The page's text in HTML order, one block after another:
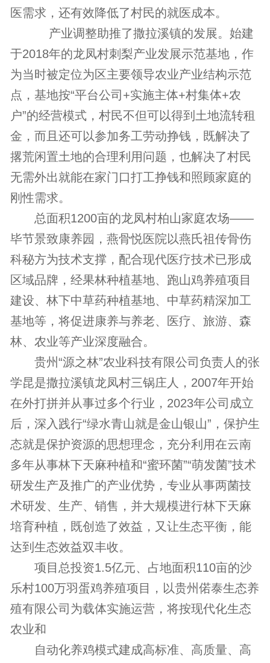
医需求，还有效降低了村民的就医成本。
产业调整助推了撒拉溪镇的发展。始建
于2018年的龙凤村刺梨产业发展示范基地，作
为当时被定位为区主要领导农业产业结构示范
点，基地按“平台公司+实施主体+村集体+农
户”的经营模式，村民不但可以得到土地流转租
金，而且还可以参加务工劳动挣钱，既解决了
撂荒闲置土地的合理利用问题，也解决了村民
无需外出就能在家门口打工挣钱和照顾家庭的
刚性需求。
总面积1200亩的龙凤村柏山家庭农场——
毕节景致康养园，燕骨悦医院以燕氏祖传骨伤
科秘方为技术支撑，配合现代医疗技术已形成
区域品牌，经果林种植基地、跑山鸡养殖项目
建设、林下中草药种植基地、中草药精深加工
基地等，将促进康养与养老、医疗、旅游、森
林、农业等产业深度融合。
贵州“源之林”农业科技有限公司负责人的张
学昆是撒拉溪镇龙凤村三锅庄人，2007年开始
在外打拼并从事过多个行业，2023年公司成立
后，深入践行“绿水青山就是金山银山”，保护生
态就是保护资源的思想理念，充分利用在云南
多年从事林下天麻种植和“蜜环菌”“萌发菌”技术
研发生产及推广的产业优势，专业从事两菌技
术研发、生产、销售，并大规模进行林下天麻
培育种植，既创造了效益，又让生态平衡，能
达到生态效益双丰收。
项目总投资1.5亿元、占地面积110亩的沙
乐村100万羽蛋鸡养殖项目，以贵州偌泰生态养
殖有限公司为载体实施运营，将按现代化生态
农业和
自动化养鸡模式建成高标准、高质量、高